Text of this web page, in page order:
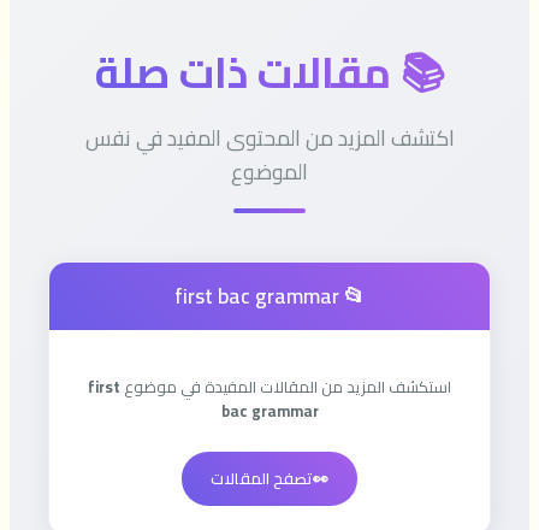
📚 مقالات ذات صلة
اكتشف المزيد من المحتوى المفيد في نفس
الموضوع
📂 first bac grammar
استكشف المزيد من المقالات المفيدة في موضوع first
bac grammar
👀تصفح المقالات